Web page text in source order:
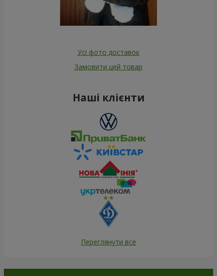
Усі фото доставок
Замовити цей товар
Наші клієнти
Переглянути все